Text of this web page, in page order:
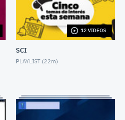
DE LA SEMANA 20 OCTUBRE 2025
DE LA SEMANA 3 NOVIEMBRE 2025
12 VIDEOS
SCI
PLAYLIST (22m)